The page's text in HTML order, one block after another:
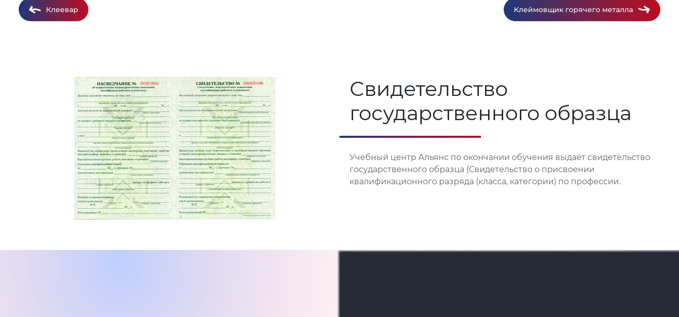
Клеевар Клеймовщик горячего металла
Свидетельство
государственного образца
Учебный центр Альянс по окончании обучения выдаёт свидетельство
государственного образца (Свидетельство о присвоении
квалификационного разряда (класса, категории) по профессии.